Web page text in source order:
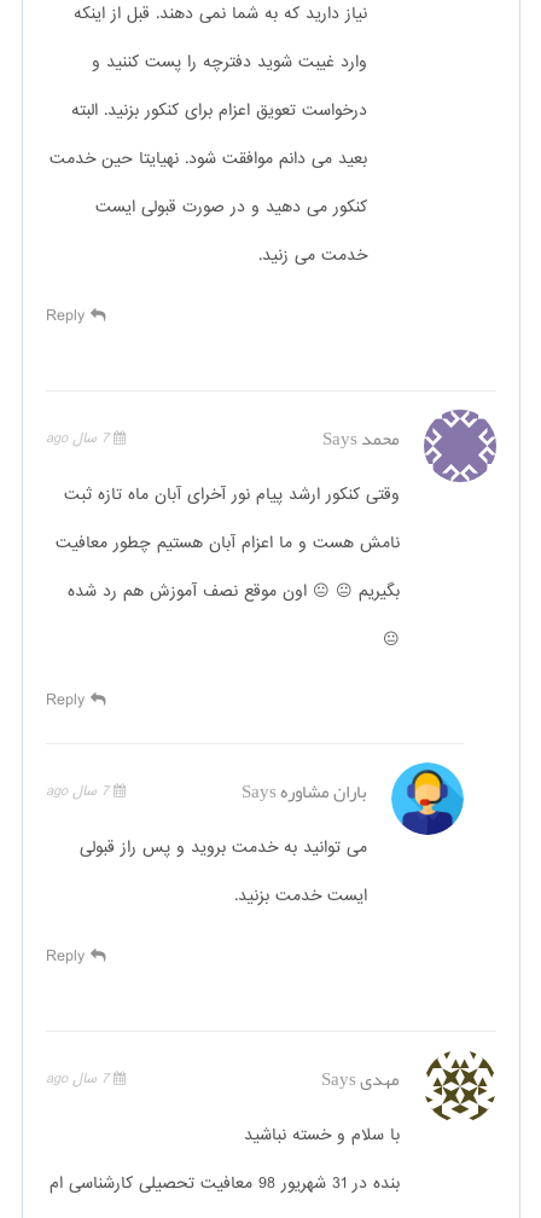
نیاز دارید که به شما نمی دهند. قبل از اینکه
وارد غیبت شوید دفترچه را پست کننید و
درخواست تعویق اعزام برای کنکور بزنید. البته
بعید می دانم موافقت شود. نهیایتا حین خدمت
کنکور می دهید و در صورت قبولی ایست
خدمت می زنید.
Reply
محمدSays 7 سال ago
وقتی کنکور ارشد پیام نور آخرای آبان ماه تازه ثبت
نامش هست و ما اعزام آبان هستیم چطور معافیت
بگیریم 😐 😐 اون موقع نصف آموزش هم رد شده
😐
Reply
باران مشاورهSays 7 سال ago
می توانید به خدمت بروید و پس راز قبولی
ایست خدمت بزنید.
Reply
مهدیSays 7 سال ago
با سلام و خسته نباشید
بنده در 31 شهریور 98 معافیت تحصیلی کارشناسی ام